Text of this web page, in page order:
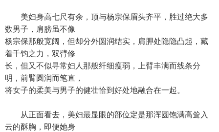
美妇身高七尺有余，顶与杨宗保眉头齐平，胜过绝大多
数男子，肩膀虽不像
杨宗保那般宽阔，但却分外圆润结实，肩胛处隐隐凸起，藏
着千钧之力，双臂修
长，但又不似寻常妇人那般纤细瘦弱，上臂丰满而线条分
明，前臂圆润而笔直，
将女子的柔美与男子的健壮恰到好处地融合在一起。
从正面看去，美妇最显眼的部位定是那浑圆饱满高耸入
云的酥胸，即便她身